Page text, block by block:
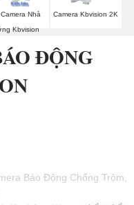
Nhà
Kbvision
Camera Kbvision 2K
ĐỘNG
Báo Động Chống Trộm,